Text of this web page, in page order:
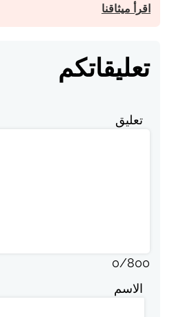
اقرأ ميثاقنا
تعليقاتكم
تعليق
0/800
الاسم